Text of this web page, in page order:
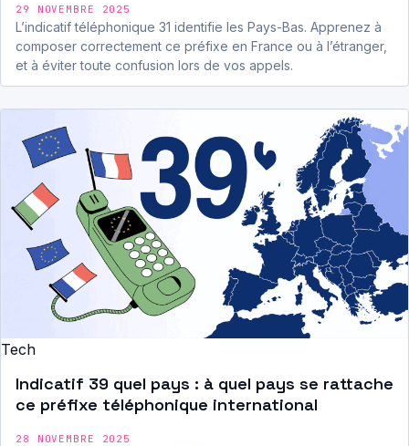
29 NOVEMBRE 2025
L’indicatif téléphonique 31 identifie les Pays-Bas. Apprenez à
composer correctement ce préfixe en France ou à l’étranger,
et à éviter toute confusion lors de vos appels.
Tech
Indicatif 39 quel pays : à quel pays se rattache
ce préfixe téléphonique international
28 NOVEMBRE 2025